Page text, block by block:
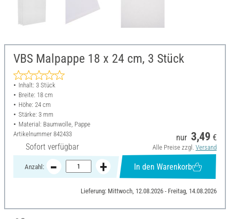
VBS Malpappe 18 x 24 cm, 3 Stück
Inhalt: 3 Stück
Breite: 18 cm
Höhe: 24 cm
Stärke: 3 mm
Material: Baumwolle, Pappe
Artikelnummer 842433
Sofort verfügbar
nur 3,49 €
Alle Preise zzgl. Versand
Anzahl: In den Warenkorb
Lieferung: Mittwoch, 12.08.2026 - Freitag, 14.08.2026